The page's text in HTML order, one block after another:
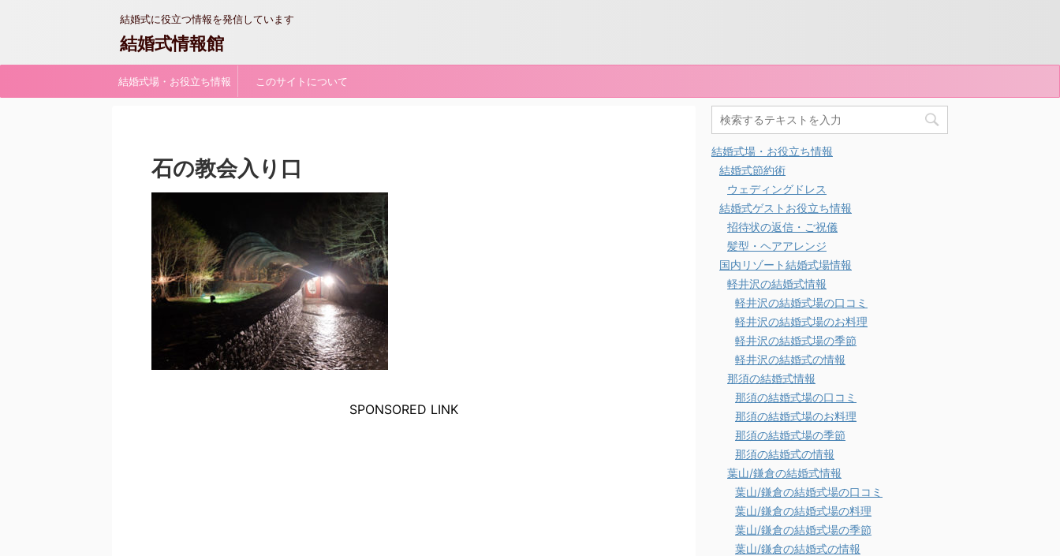
結婚式に役立つ情報を発信しています
結婚式情報館
結婚式場・お役立ち情報 このサイトについて
石の教会入り口
SPONSORED LINK
結婚式場・お役立ち情報
結婚式節約術
ウェディングドレス
結婚式ゲストお役立ち情報
招待状の返信・ご祝儀
髪型・ヘアアレンジ
国内リゾート結婚式場情報
軽井沢の結婚式情報
軽井沢の結婚式場の口コミ
軽井沢の結婚式場のお料理
軽井沢の結婚式場の季節
軽井沢の結婚式の情報
那須の結婚式情報
那須の結婚式場の口コミ
那須の結婚式場のお料理
那須の結婚式場の季節
那須の結婚式の情報
葉山/鎌倉の結婚式情報
葉山/鎌倉の結婚式場の口コミ
葉山/鎌倉の結婚式場の料理
葉山/鎌倉の結婚式場の季節
葉山/鎌倉の結婚式の情報